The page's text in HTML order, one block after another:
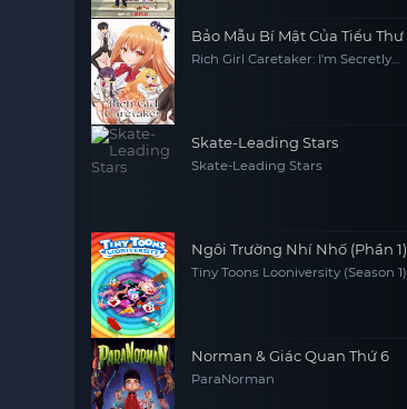
Bảo Mẫu Bí Mật Của Tiểu Thư
Rich Girl Caretaker: I'm Secretly
Skate-Leading Stars
Skate-Leading Stars
Ngôi Trường Nhí Nhố (Phần 1)
Tiny Toons Looniversity (Season 1)
Norman & Giác Quan Thứ 6
ParaNorman